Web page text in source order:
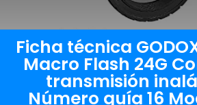
Ficha técnica
Macro Flash 24G
transmisión
Número guía 16